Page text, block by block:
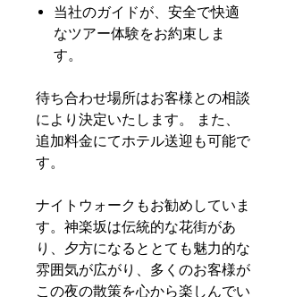
当社のガイドが、安全で快適
なツアー体験をお約束しま
す。
待ち合わせ場所はお客様との相談
により決定いたします。 また、
追加料金にてホテル送迎も可能で
す。
ナイトウォークもお勧めしていま
す。神楽坂は伝統的な花街があ
り、夕方になるととても魅力的な
雰囲気が広がり、多くのお客様が
この夜の散策を心から楽しんでい